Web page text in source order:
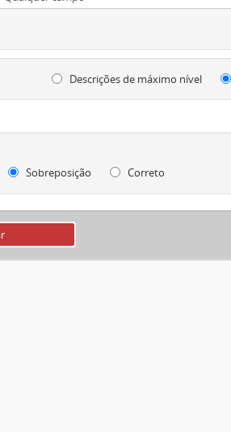
Descrições de máximo nível
Sobreposição
Correto